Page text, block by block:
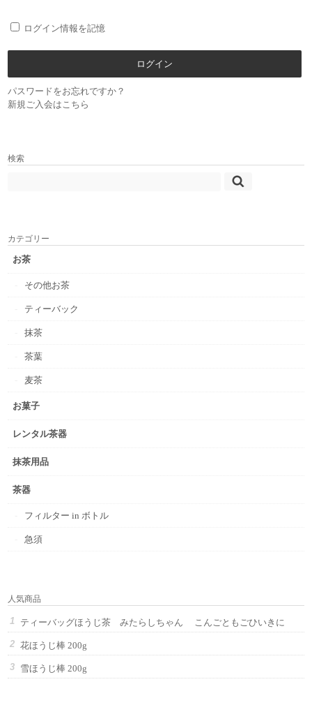
ログイン情報を記憶
パスワードをお忘れですか？
新規ご入会はこちら
検索
カテゴリー
お茶
その他お茶
ティーバック
抹茶
茶葉
麦茶
お菓子
レンタル茶器
抹茶用品
茶器
フィルター in ボトル
急須
人気商品
ティーバッグほうじ茶 みたらしちゃん こんごともごひいきに
花ほうじ棒 200g
雪ほうじ棒 200g